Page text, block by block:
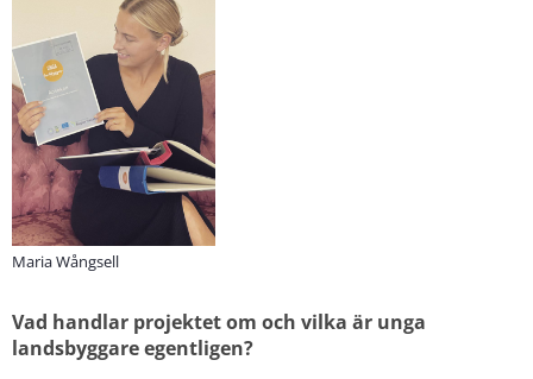
Maria Wångsell
Vad handlar projektet om och vilka är unga
landsbyggare egentligen?